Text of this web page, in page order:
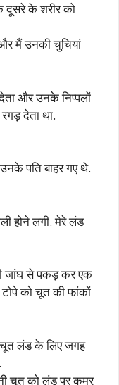
दूसरे के शरीर को
मैं उनकी चुचियां
और उनके निप्पलों
देता था.
पति बाहर गए थे.
होने लगी. मेरे लंड
जांघ से पकड़ कर एक
को चूत की फांकों
चूत लंड के लिए जगह
चूत को लंड पर कमर